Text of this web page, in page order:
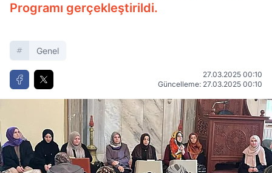
Programı gerçekleştirildi.
Genel
27.03.2025 00:10
Güncelleme: 27.03.2025 00:10